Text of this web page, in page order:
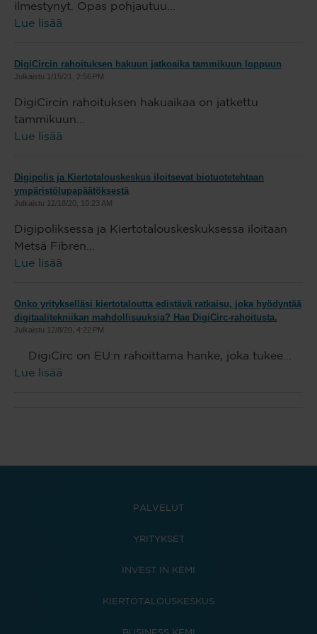
ilmestynyt. Opas pohjautuu...
Lue lisää
DigiCircin rahoituksen hakuun jatkoaika tammikuun loppuun
Julkaistu 1/15/21, 2:56 PM
DigiCircin rahoituksen hakuaikaa on jatkettu
tammikuun...
Lue lisää
Digipolis ja Kiertotalouskeskus iloitsevat biotuotetehtaan
ympäristölupapäätöksestä
Julkaistu 12/18/20, 10:23 AM
Digipoliksessa ja Kiertotalouskeskuksessa iloitaan
Metsä Fibren...
Lue lisää
Onko yritykselläsi kiertotaloutta edistävä ratkaisu, joka hyödyntää
digitaalitekniikan mahdollisuuksia? Hae DigiCirc-rahoitusta.
Julkaistu 12/8/20, 4:22 PM
DigiCirc on EU:n rahoittama hanke, joka tukee...
Lue lisää
PALVELUT
YRITYKSET
INVEST IN KEMI
KIERTOTALOUSKESKUS